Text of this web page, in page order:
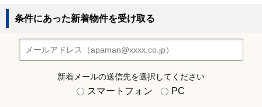
条件にあった新着物件を受け取る
新着メールの送信先を選択してください
スマートフォン PC